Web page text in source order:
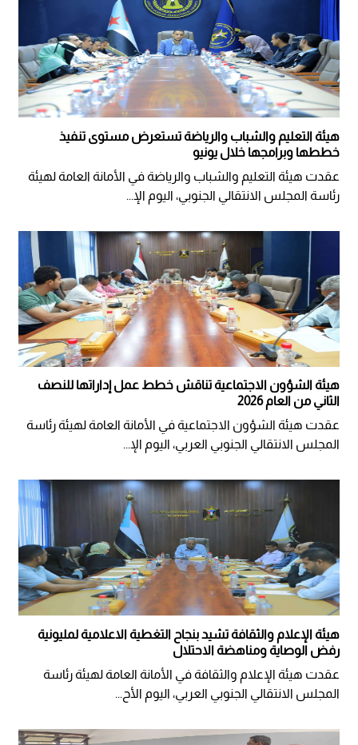
هيئة التعليم والشباب والرياضة تستعرض مستوى تنفيذ
خططها وبرامجها خلال يونيو
عقدت هيئة التعليم والشباب والرياضة في الأمانة العامة لهيئة
رئاسة المجلس الانتقالي الجنوبي، اليوم الإ...
هيئة الشؤون الاجتماعية تناقش خطط عمل إداراتها للنصف
الثاني من العام 2026
عقدت هيئة الشؤون الاجتماعية في الأمانة العامة لهيئة رئاسة
المجلس الانتقالي الجنوبي العربي، اليوم الإ...
هيئة الإعلام والثقافة تشيد بنجاح التغطية الاعلامية لمليونية
رفض الوصاية ومناهضة الاحتلال
عقدت هيئة الإعلام والثقافة في الأمانة العامة لهيئة رئاسة
المجلس الانتقالي الجنوبي العربي، اليوم الأح...